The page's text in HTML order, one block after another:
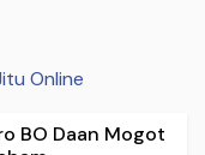
Online
BO Daan Mogot